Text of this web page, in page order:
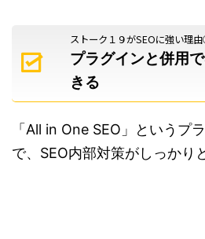
ストーク１９がSEOに強い理
プラグインと併用
きる
「All in One SEO」というプ
で、SEO内部対策がしっかり